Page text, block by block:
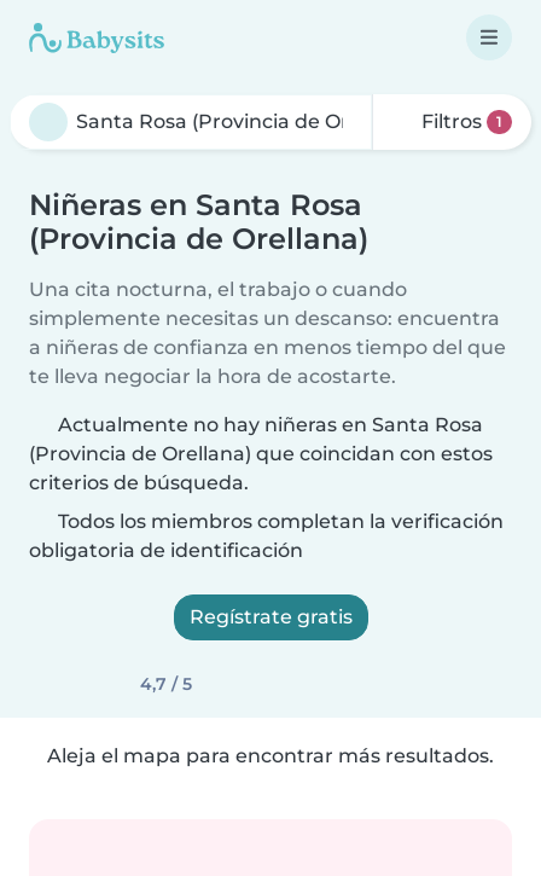
Filtros 1
Niñeras en Santa Rosa
(Provincia de Orellana)
Una cita nocturna, el trabajo o cuando
simplemente necesitas un descanso: encuentra
a niñeras de confianza en menos tiempo del que
te lleva negociar la hora de acostarte.
Actualmente no hay niñeras en Santa Rosa
(Provincia de Orellana) que coincidan con estos
criterios de búsqueda.
Todos los miembros completan la verificación
obligatoria de identificación
Regístrate gratis
4,7 / 5
Aleja el mapa para encontrar más resultados.